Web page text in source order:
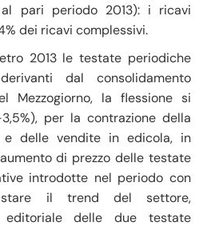
pari periodo 2013): i ricavi
dei ricavi complessivi.
2013 le testate periodiche
dal consolidamento
Mezzogiorno, la flessione si
per la contrazione della
e delle vendite in edicola, in
di prezzo delle testate
introdotte nel periodo con
il trend del settore,
editoriale delle due testate